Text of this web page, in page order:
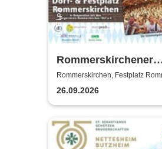
Rommerskirchener
Oktoberfest - Auf
pack mas!
Rommerskirchen, Festplatz
26.09.2026